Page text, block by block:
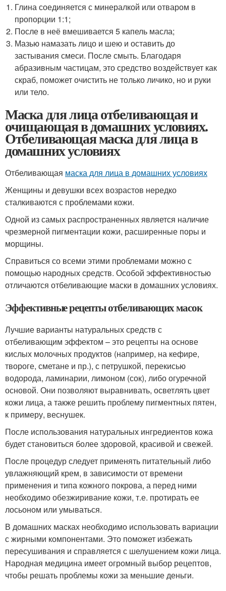
Глина соединяется с минералкой или отваром в
пропорции 1:1;
После в неё вмешивается 5 капель масла;
Мазью намазать лицо и шею и оставить до
застывания смеси. После смыть. Благодаря
абразивным частицам, это средство воздействует как
скраб, поможет очистить не только личико, но и руки
или тело.
Маска для лица отбеливающая и
очищающая в домашних условиях.
Отбеливающая маска для лица в
домашних условиях
Отбеливающая маска для лица в домашних условиях
Женщины и девушки всех возрастов нередко
сталкиваются с проблемами кожи.
Одной из самых распространенных является наличие
чрезмерной пигментации кожи, расширенные поры и
морщины.
Справиться со всеми этими проблемами можно с
помощью народных средств. Особой эффективностью
отличаются отбеливающие маски в домашних условиях.
Эффективные рецепты отбеливающих масок
Лучшие варианты натуральных средств с
отбеливающим эффектом – это рецепты на основе
кислых молочных продуктов (например, на кефире,
твороге, сметане и пр.), с петрушкой, перекисью
водорода, ламинарии, лимоном (сок), либо огуречной
основой. Они позволяют выравнивать, осветлять цвет
кожи лица, а также решить проблему пигментных пятен,
к примеру, веснушек.
После использования натуральных ингредиентов кожа
будет становиться более здоровой, красивой и свежей.
После процедур следует применять питательный либо
увлажняющий крем, в зависимости от времени
применения и типа кожного покрова, а перед ними
необходимо обезжиривание кожи, т.е. протирать ее
лосьоном или умываться.
В домашних масках необходимо использовать вариации
с жирными компонентами. Это поможет избежать
пересушивания и справляется с шелушением кожи лица.
Народная медицина имеет огромный выбор рецептов,
чтобы решать проблемы кожи за меньшие деньги.